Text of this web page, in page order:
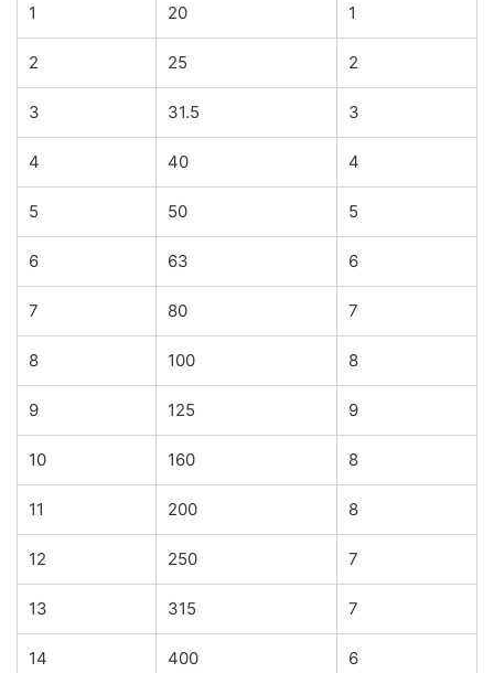
1 20 1
2 25 2
3 31.5 3
4 40 4
5 50 5
6 63 6
7 80 7
8 100 8
9 125 9
10 160 8
11 200 8
12 250 7
13 315 7
14 400 6